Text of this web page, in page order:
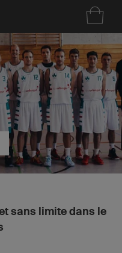
sans limite dans le